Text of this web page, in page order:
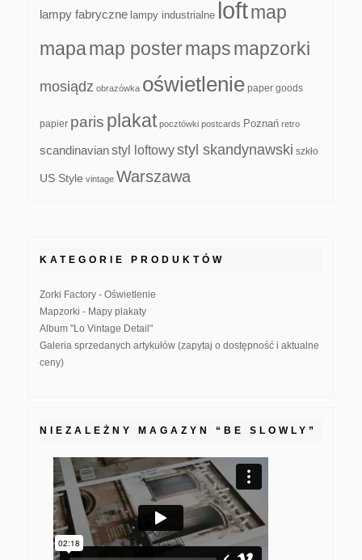
lampy fabryczne lampy industrialne loftmap
mapamap postermapsmapzorki
mosiądz obrazówka oświetlenie paper goods
papier paris plakat pocztówki postcards Poznań retro
scandinavianstyl loftowystyl skandynawski szkło
US Style vintage Warszawa
KATEGORIE PRODUKTÓW
Zorki Factory - Oświetlenie
Mapzorki - Mapy plakaty
Album "Lo Vintage Detail"
Galeria sprzedanych artykułów (zapytaj o dostępność i aktualne
ceny)
NIEZALEŻNY MAGAZYN “BE SLOWLY”